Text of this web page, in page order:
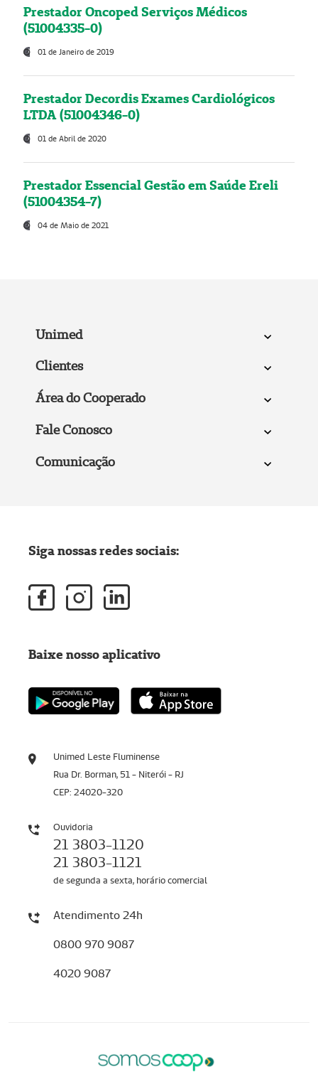
Prestador Oncoped Serviços Médicos
(51004335-0)
01 de Janeiro de 2019
Prestador Decordis Exames Cardiológicos
LTDA (51004346-0)
01 de Abril de 2020
Prestador Essencial Gestão em Saúde Ereli
(51004354-7)
04 de Maio de 2021
Unimed
Clientes
Área do Cooperado
Fale Conosco
Comunicação
Unimed Leste Fluminense
Rua Dr. Borman, 51 - Niterói - RJ
CEP: 24020-320
Ouvidoria
21 3803-1120
21 3803-1121
de segunda a sexta, horário comercial
Atendimento 24h
0800 970 9087
4020 9087
Siga nossas redes sociais:
Baixe nosso aplicativo